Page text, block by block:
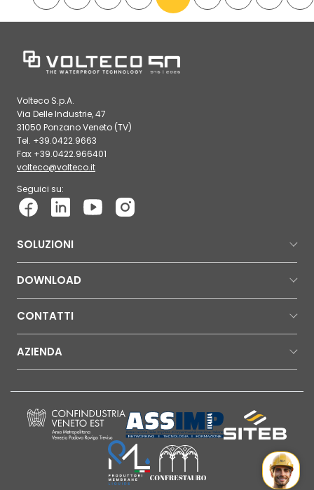
Volteco S.p.A.
Via Delle Industrie, 47
31050 Ponzano Veneto (TV)
Tel. +39.0422.9663
Fax +39.0422.966401
volteco@volteco.it
Seguici su:
SOLUZIONI
DOWNLOAD
CONTATTI
AZIENDA
Mr